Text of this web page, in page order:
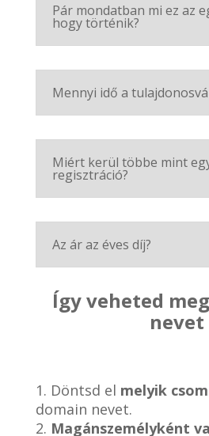
Pár mondatban mi ez az
hogy történik?
Mennyi idő a
Miért kerül többe mint
regisztráció?
Az ár az éves díj?
Így veheted
nevet
1. Döntsd el melyik
domain nevet.
2. Magánszemélyként